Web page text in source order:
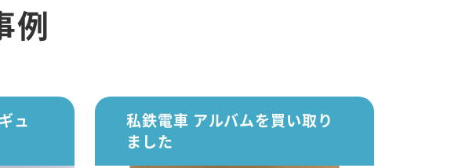
例
ュ
私鉄電車 アルバムを買い取り
ました